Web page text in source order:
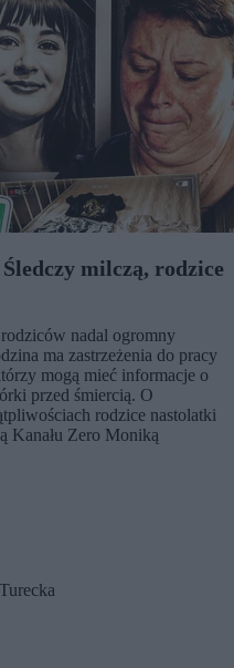
milczą, rodzice
nadal ogromny
ma zastrzeżenia do pracy
mogą mieć informacje o
przed śmiercią. O
rodzice nastolatki
Kanału Zero Moniką